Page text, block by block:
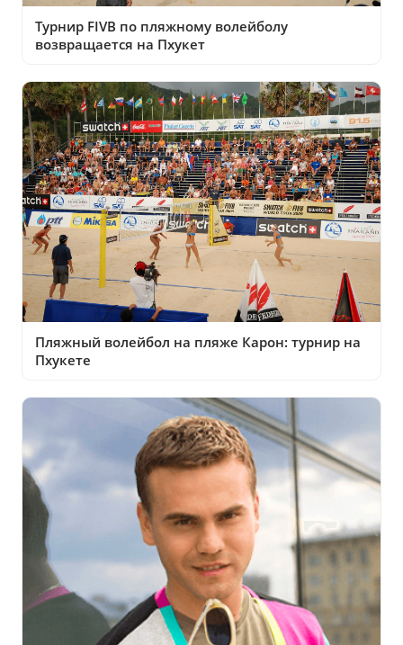
Турнир FIVB по пляжному волейболу
возвращается на Пхукет
Пляжный волейбол на пляже Карон: турнир на
Пхукете